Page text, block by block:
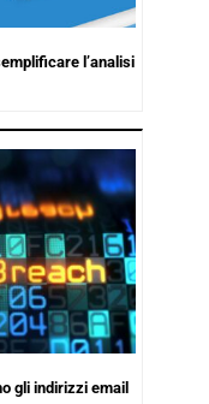
l’analisi
gli indirizzi email